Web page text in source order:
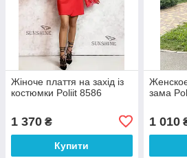
Жіноче плаття на захід із
костюмки Poliit 8586
1 370 ₴
Купити
зама
1 010